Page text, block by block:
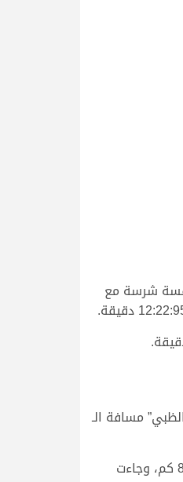
شرسة مع
مسافة الـ
وتوالت انطلاقات الثنايا العامة سيارات ونقدي صباح اليوم على مدار 19 شوطاً، خصصت الأربعة الأولى منها للإنتاج، وجرت جميع الأشواط من مسافة 8 كم، وجاءت